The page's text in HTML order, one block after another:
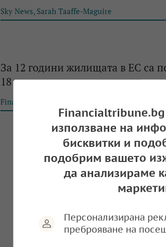
Sky News, Sarah Taaffe-Maguire
За 12 години жилищата в ЕС са
18 на сто
Financial Tribune
Financialtribune.bg
използване на
бисквитки и
подобрим вашето
да анализираме
Персонализирана
преброяване на